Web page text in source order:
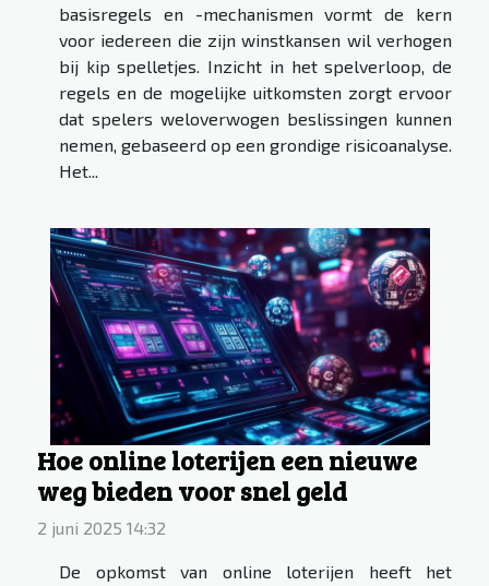
basisregels en -mechanismen vormt de kern
voor iedereen die zijn winstkansen wil verhogen
bij kip spelletjes. Inzicht in het spelverloop, de
regels en de mogelijke uitkomsten zorgt ervoor
dat spelers weloverwogen beslissingen kunnen
nemen, gebaseerd op een grondige risicoanalyse.
Het...
Hoe online loterijen een nieuwe
weg bieden voor snel geld
2 juni 2025 14:32
De opkomst van online loterijen heeft het